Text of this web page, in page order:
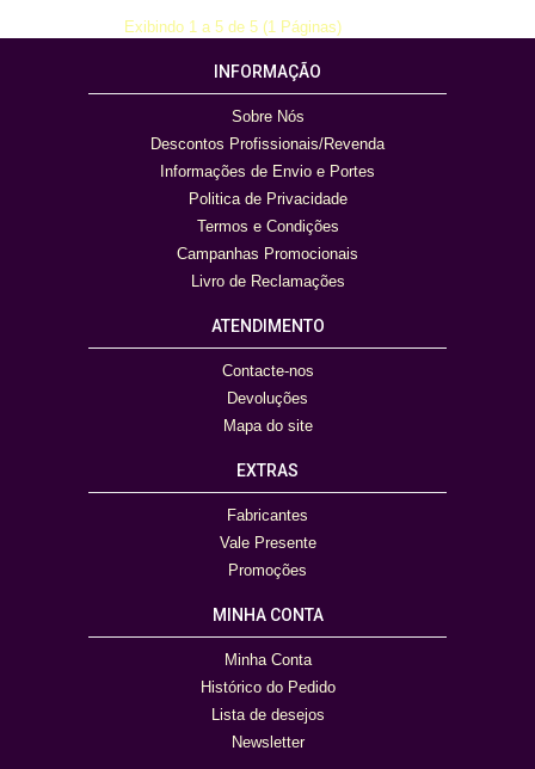
Exibindo 1 a 5 de 5 (1 Páginas)
INFORMAÇÃO
Sobre Nós
Descontos Profissionais/Revenda
Informações de Envio e Portes
Politica de Privacidade
Termos e Condições
Campanhas Promocionais
Livro de Reclamações
ATENDIMENTO
Contacte-nos
Devoluções
Mapa do site
EXTRAS
Fabricantes
Vale Presente
Promoções
MINHA CONTA
Minha Conta
Histórico do Pedido
Lista de desejos
Newsletter